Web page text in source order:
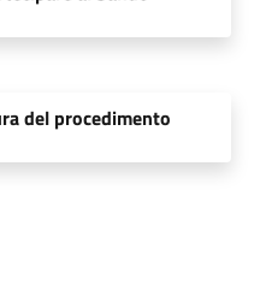
del procedimento